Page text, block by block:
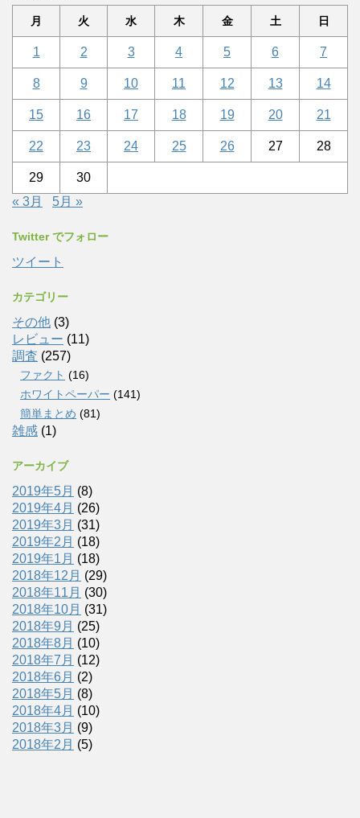
月 火 水 木 金 土 日
1 2 3 4 5 6 7
8 9 10 11 12 13 14
15 16 17 18 19 20 21
22 23 24 25 26 27 28
29
30
« 3月
5月 »
Twitter でフォロー
ツイート
カテゴリー
その他 (3)
レビュー (11)
調査 (257)
ファクト (16)
ホワイトペーパー (141)
簡単まとめ (81)
雑感 (1)
アーカイブ
2019年5月 (8)
2019年4月 (26)
2019年3月 (31)
2019年2月 (18)
2019年1月 (18)
2018年12月 (29)
2018年11月 (30)
2018年10月 (31)
2018年9月 (25)
2018年8月 (10)
2018年7月 (12)
2018年6月 (2)
2018年5月 (8)
2018年4月 (10)
2018年3月 (9)
2018年2月 (5)